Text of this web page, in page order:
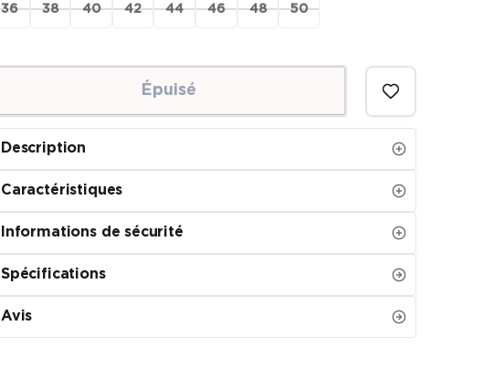
36 38 40 42 44 46 48 50
Épuisé
Description
Caractéristiques
Informations de sécurité
Spécifications
Avis